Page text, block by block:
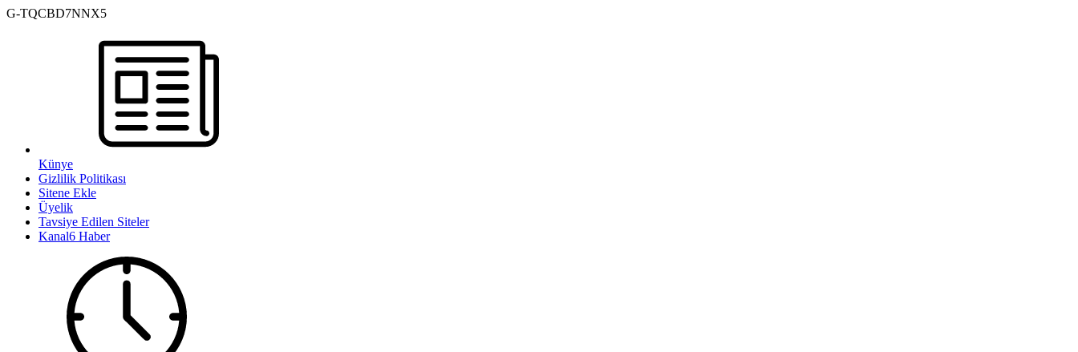
G-TQCBD7NNX5
Künye
Gizlilik Politikası
Sitene Ekle
Üyelik
Tavsiye Edilen Siteler
Kanal6 Haber